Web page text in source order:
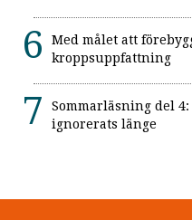
Med målet att
kroppsuppfattning
Sommarläsning del
ignorerats länge